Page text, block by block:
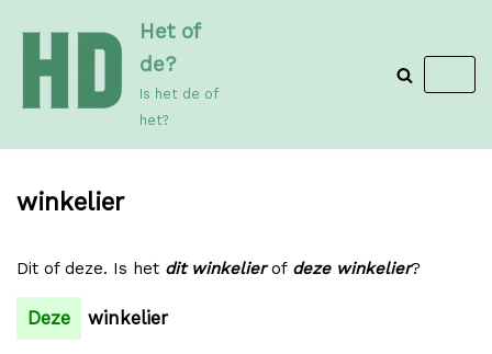
de
inhoud
Het of
de?
Is het de of
het?
winkelier
Dit of deze. Is het dit winkelierof deze winkelier?
Deze winkelier